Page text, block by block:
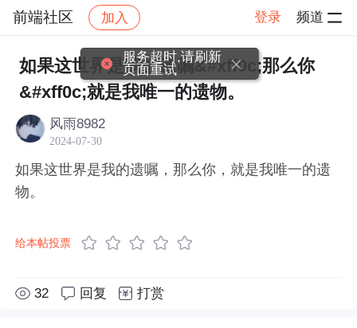
前端社区 加入 登录 频道
社区 前端社区 感慨 帖子详情
如果这世界是我的遗嘱&#xff0c;那么你
&#xff0c;就是我唯一的遗物。
风雨8982
2024-07-30
如果这世界是我的遗嘱，那么你，就是我唯一的遗
物。
给本帖投票
32 回复 打赏
服务超时,请刷新
页面重试